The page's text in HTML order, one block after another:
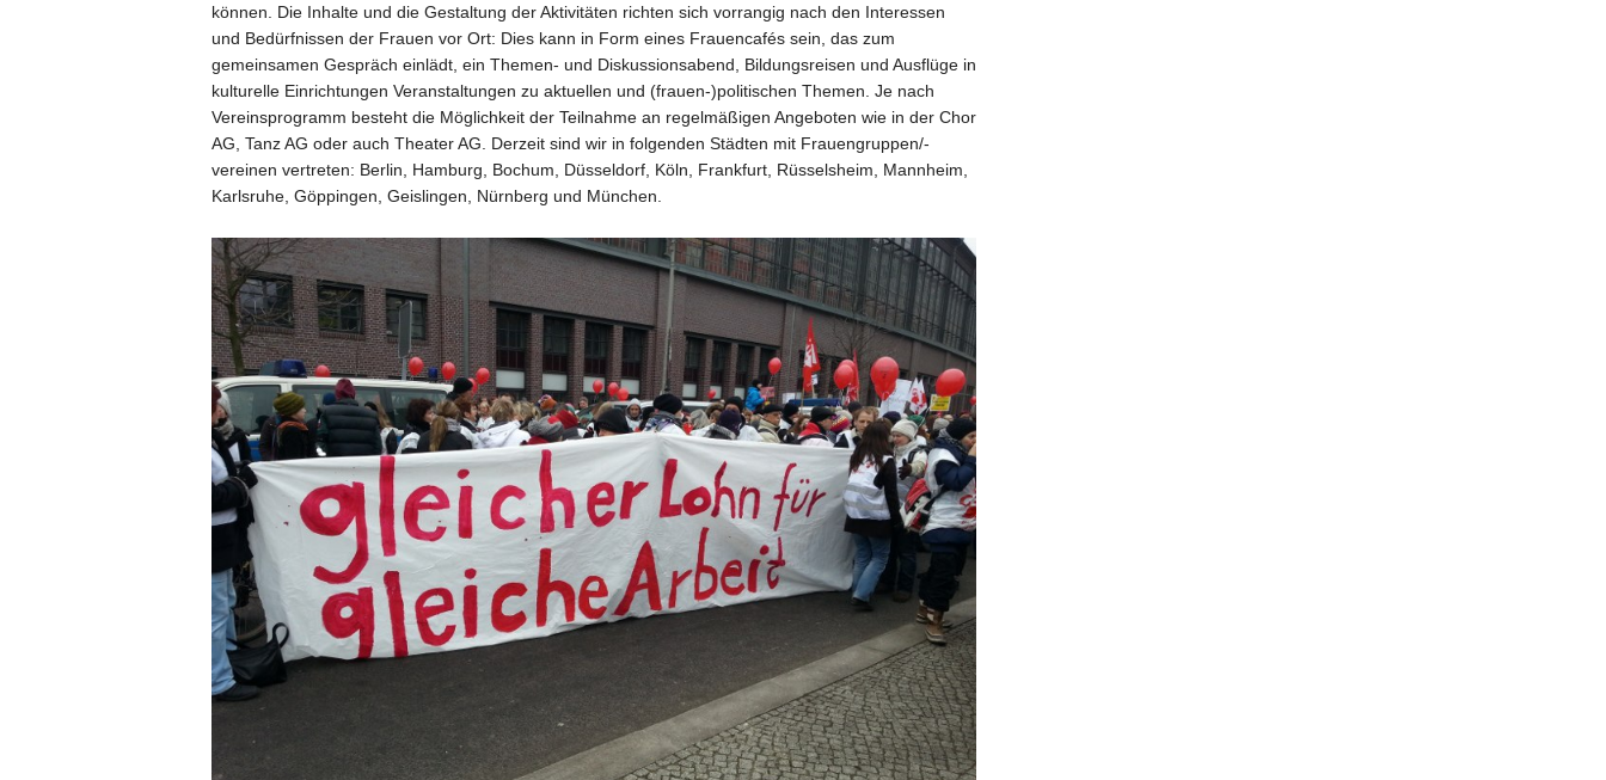
können. Die Inhalte und die Gestaltung der Aktivitäten richten sich vorrangig nach den Interessen
und Bedürfnissen der Frauen vor Ort: Dies kann in Form eines Frauencafés sein, das zum
gemeinsamen Gespräch einlädt, ein Themen- und Diskussionsabend, Bildungsreisen und Ausflüge in
kulturelle Einrichtungen Veranstaltungen zu aktuellen und (frauen-)politischen Themen. Je nach
Vereinsprogramm besteht die Möglichkeit der Teilnahme an regelmäßigen Angeboten wie in der Chor
AG, Tanz AG oder auch Theater AG. Derzeit sind wir in folgenden Städten mit Frauengruppen/-
vereinen vertreten: Berlin, Hamburg, Bochum, Düsseldorf, Köln, Frankfurt, Rüsselsheim, Mannheim,
Karlsruhe, Göppingen, Geislingen, Nürnberg und München.